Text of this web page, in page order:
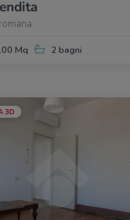
Mq 2 bagni
3D